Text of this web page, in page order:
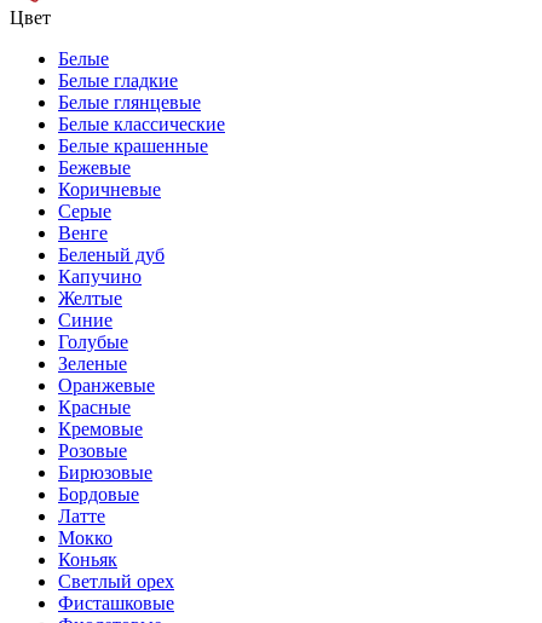
Цвет
Белые
Белые гладкие
Белые глянцевые
Белые классические
Белые крашенные
Бежевые
Коричневые
Серые
Венге
Беленый дуб
Капучино
Желтые
Синие
Голубые
Зеленые
Оранжевые
Красные
Кремовые
Розовые
Бирюзовые
Бордовые
Латте
Мокко
Коньяк
Светлый орех
Фисташковые